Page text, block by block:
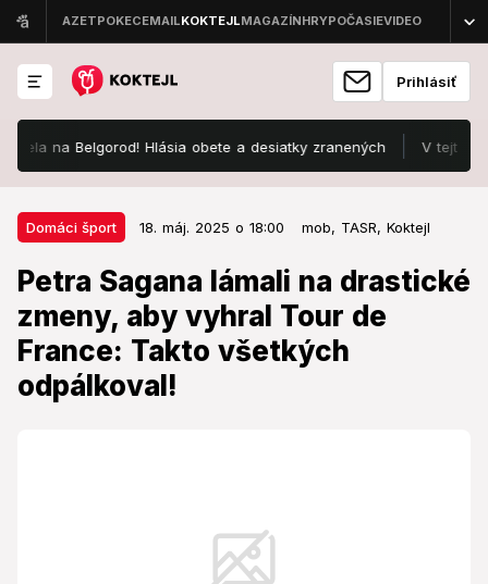
Prihlásiť
Hlásia obete a desiatky zranených V tejto časti
Domáci šport 18. máj. 2025 o 18:00 mob, TASR, Koktejl
Petra Sagana lámali na drastické
zmeny, aby vyhral Tour de
France: Takto všetkých
odpálkoval!
Domáci šport 18. máj. 2025 o 18:00
Petra Sagana lámali na drastické
zmeny, aby vyhral Tour de France:
Takto všetkých odpálkoval!
Na návrhy okolia reagoval s humorom sebe vlastným.